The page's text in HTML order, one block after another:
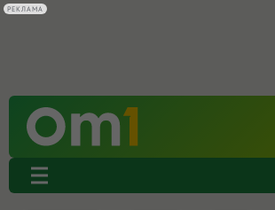
РЕКЛАМА